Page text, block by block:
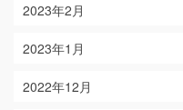
2023年2月
2023年1月
2022年12月